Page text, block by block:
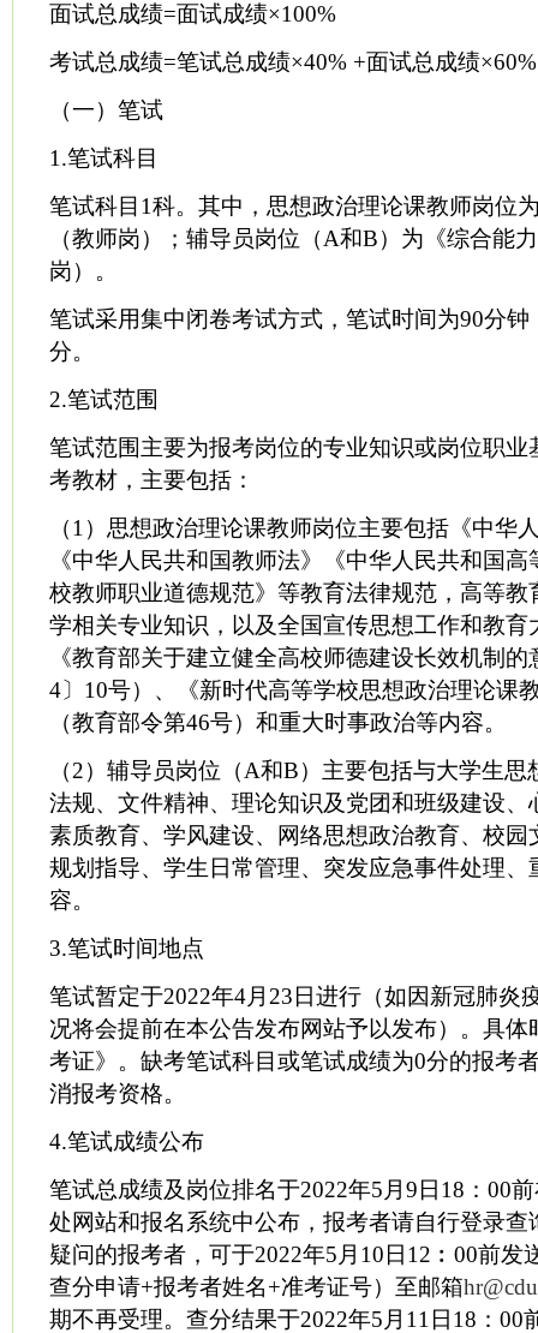
面试总成绩=面试成绩×100%
考试总成绩=笔试总成绩×40% +面试总成绩×60%
（一）笔试
1.笔试科目
笔试科目1科。其中，思想政治理论课教师岗位
（教师岗）；辅导员岗位（A和B）为《综合能
岗）。
笔试采用集中闭卷考试方式，笔试时间为90分钟
分。
2.笔试范围
笔试范围主要为报考岗位的专业知识或岗位职业
考教材，主要包括：
（1）思想政治理论课教师岗位主要包括《中华
《中华人民共和国教师法》《中华人民共和国
校教师职业道德规范》等教育法律规范，高等教
学相关专业知识，以及全国宣传思想工作和教育
《教育部关于建立健全高校师德建设长效机制
4〕10号）、《新时代高等学校思想政治理论课
（教育部令第46号）和重大时事政治等内容。
（2）辅导员岗位（A和B）主要包括与大学生
法规、文件精神、理论知识及党团和班级建设、
素质教育、学风建设、网络思想政治教育、校园
规划指导、学生日常管理、突发应急事件处理、
容。
3.笔试时间地点
笔试暂定于2022年4月23日进行（如因新冠肺炎
况将会提前在本公告发布网站予以发布）。具体
考证》。缺考笔试科目或笔试成绩为0分的报考
消报考资格。
4.笔试成绩公布
笔试总成绩及岗位排名于2022年5月9日18：00
处网站和报名系统中公布，报考者请自行登录查
疑问的报考者，可于2022年5月10日12︰00前发
查分申请+报考者姓名+准考证号）至邮箱
期不再受理。查分结果于2022年5月11日18：00